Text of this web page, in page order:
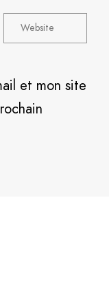
et mon site